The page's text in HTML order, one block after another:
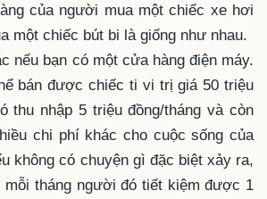
của người mua một chiếc xe hơi
một chiếc bút bi là giống như nhau.
nếu bạn có một cửa hàng điện máy.
bán được chiếc ti vi trị giá 50 triệu
thu nhập 5 triệu đồng/tháng và còn
chi phí khác cho cuộc sống của
không có chuyện gì đặc biệt xảy ra,
mỗi tháng người đó tiết kiệm được 1